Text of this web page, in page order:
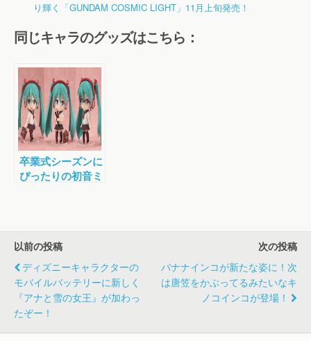
り輝く「GUNDAM COSMIC LIGHT」11月上旬発売！
同じキャラのグッズはこちら：
卒業式シーズンに
ぴったりの初音ミ
わいい。
以前の投稿
ディズニーキャラクターの
モバイルバッテリーに新しく
『アナと雪の女王』が加わっ
たぞー！
次の投稿
バナナインコが新たな姿に！次
は唐笠をかぶってるみたいなキ
ノコインコが登場！